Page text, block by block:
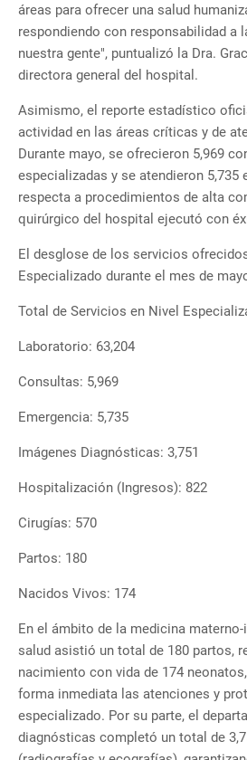
áreas para ofrecer una salud
respondiendo con responsabilidad a
nuestra gente", puntualizó la Dra.
directora general del hospital.
Asimismo, el reporte estadístico
actividad en las áreas críticas y de
Durante mayo, se ofrecieron 5,969
especializadas y se atendieron 5,735
respecta a procedimientos de alta
quirúrgico del hospital ejecutó con
El desglose de los servicios
Especializado durante el mes de
Total de Servicios en Nivel
Laboratorio: 63,204
Consultas: 5,969
Emergencia: 5,735
Imágenes Diagnósticas: 3,751
Hospitalización (Ingresos): 822
Cirugías: 570
Partos: 180
Nacidos Vivos: 174
En el ámbito de la medicina
salud asistió un total de 180 partos,
nacimiento con vida de 174
forma inmediata las atenciones y
especializado. Por su parte, el
diagnósticas completó un total de